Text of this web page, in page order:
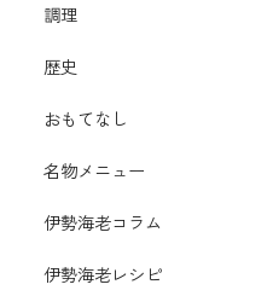
調理
歴史
おもてなし
名物メニュー
伊勢海老コラム
伊勢海老レシピ